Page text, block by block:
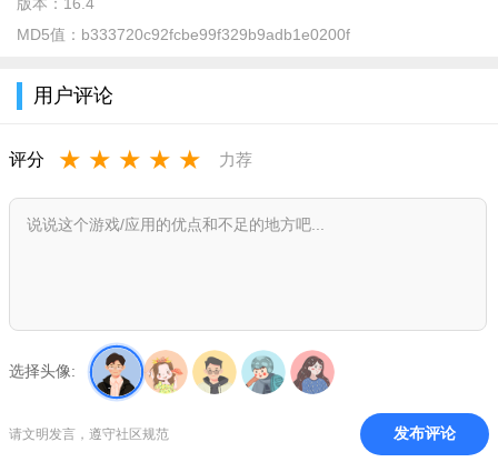
软件介绍：
次世代暗黑系mmorpg手游；游戏背景起源于古老的北欧神话
与其一起扫除一切阻碍光明普照大地的黑暗势力。以源火之名，
界中的极致魅力。将以唯美的魔幻画风，给各位勇士带来耳目一
1、结识更多的小伙伴吗，一起征战四方，采取各种排兵战斗
策略；
2、古风古韵的游戏画面，精致唯美的人物立绘，服饰场景美
轮美奂，给你打造一个精致的江湖；
MD5值： b333720c92fcbe99f329b9adb1e0200f
用户评论
评分 ★ ★ ★ ★ ★ 力荐
选择头像:
请文明发言，遵守社区规范 发布评论